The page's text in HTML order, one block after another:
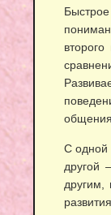
С одной
другой
другим,